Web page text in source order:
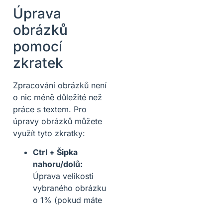
Úprava
obrázků
pomocí
zkratek
Zpracování obrázků není
o nic méně důležité než
práce s textem. Pro
úpravy obrázků můžete
využít tyto zkratky:
Ctrl + Šipka
nahoru/dolů:
Úprava velikosti
vybraného obrázku
o 1% (pokud máte